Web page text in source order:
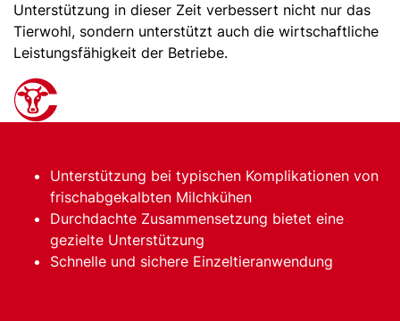
Unterstützung in dieser Zeit verbessert nicht nur das
Tierwohl, sondern unterstützt auch die wirtschaftliche
Leistungsfähigkeit der Betriebe.
Unterstützung bei typischen Komplikationen von
frischabgekalbten Milchkühen
Durchdachte Zusammensetzung bietet eine
gezielte Unterstützung
Schnelle und sichere Einzeltieranwendung